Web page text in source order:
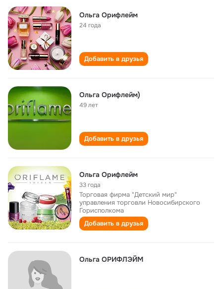
Ольга Орифлейм
24 года
Добавить в друзья
Ольга Орифлейм)
49 лет
Добавить в друзья
Ольга Орифлейм
33 года
Торговая фирма "Детский мир"
управления торговли Новосибирского
Горисполкома
Добавить в друзья
Ольга ОРИФЛЭЙМ